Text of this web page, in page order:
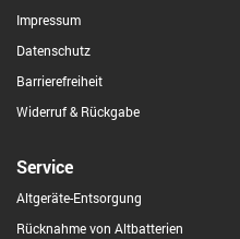
Impressum
Datenschutz
Barrierefreiheit
Widerruf & Rückgabe
Service
Altgeräte-Entsorgung
Rücknahme von Altbatterien